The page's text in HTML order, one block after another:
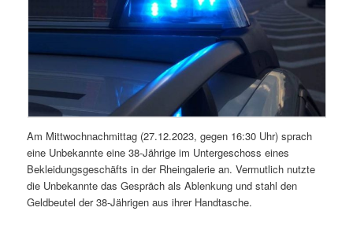
Am Mittwochnachmittag (27.12.2023, gegen 16:30 Uhr) sprach
eine Unbekannte eine 38-Jährige im Untergeschoss eines
Bekleidungsgeschäfts in der Rheingalerie an. Vermutlich nutzte
die Unbekannte das Gespräch als Ablenkung und stahl den
Geldbeutel der 38-Jährigen aus ihrer Handtasche.